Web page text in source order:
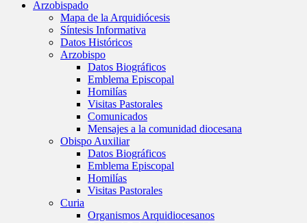
Arzobispado
Mapa de la Arquidiócesis
Síntesis Informativa
Datos Históricos
Arzobispo
Datos Biográficos
Emblema Episcopal
Homilías
Visitas Pastorales
Comunicados
Mensajes a la comunidad diocesana
Obispo Auxiliar
Datos Biográficos
Emblema Episcopal
Homilías
Visitas Pastorales
Curia
Organismos Arquidiocesanos